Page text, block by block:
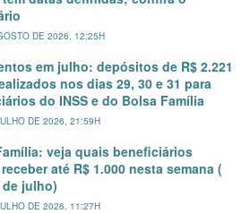
DE 2026, 12:25H
em julho: depósitos de R$ 2.221
nos dias 29, 30 e 31 para
do INSS e do Bolsa Família
DE 2026, 21:59H
veja quais beneficiários
até R$ 1.000 nesta semana (
de julho)
DE 2026, 11:27H